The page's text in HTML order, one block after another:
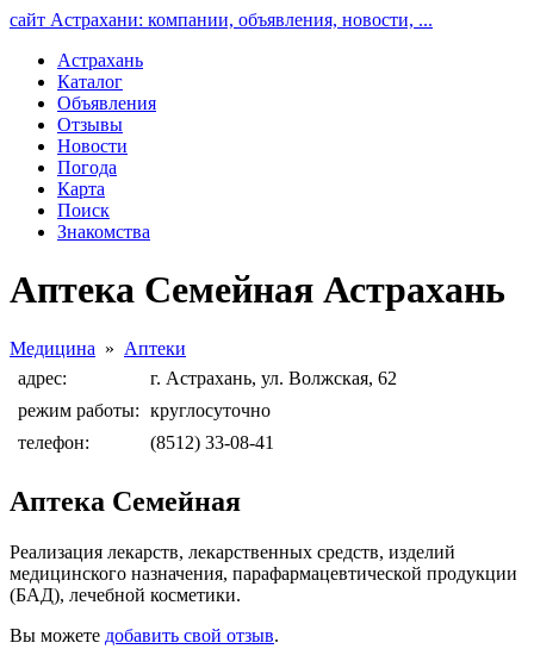
сайт Астрахани: компании, объявления, новости, ...
Астрахань
Каталог
Объявления
Отзывы
Новости
Погода
Карта
Поиск
Знакомства
Аптека Семейная Астрахань
Медицина » Аптеки
адрес:
г. Астрахань, ул. Волжская, 62
режим работы: круглосуточно
телефон:
(8512) 33-08-41
Аптека Семейная
Реализация лекарств, лекарственных средств, изделий
медицинского назначения, парафармацевтической продукции
(БАД), лечебной косметики.
Вы можете добавить свой отзыв.